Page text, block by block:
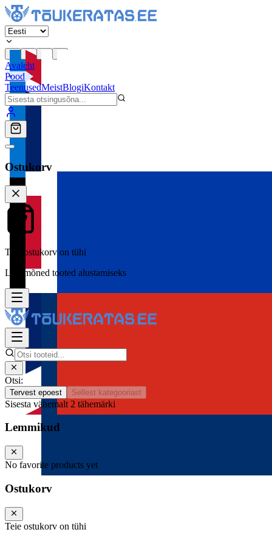
Avaleht
Pood
TeenusedMeistBlogiKontakt
Ostukorv
Teie ostukorv on tühi
Lisa mõned tooted alustamiseks
Otsi:
Tervest epoest Sellest kategooriast
Sisesta vähemalt 2 tähemärki
Lemmikud
No favorite products yet
Ostukorv
Teie ostukorv on tühi